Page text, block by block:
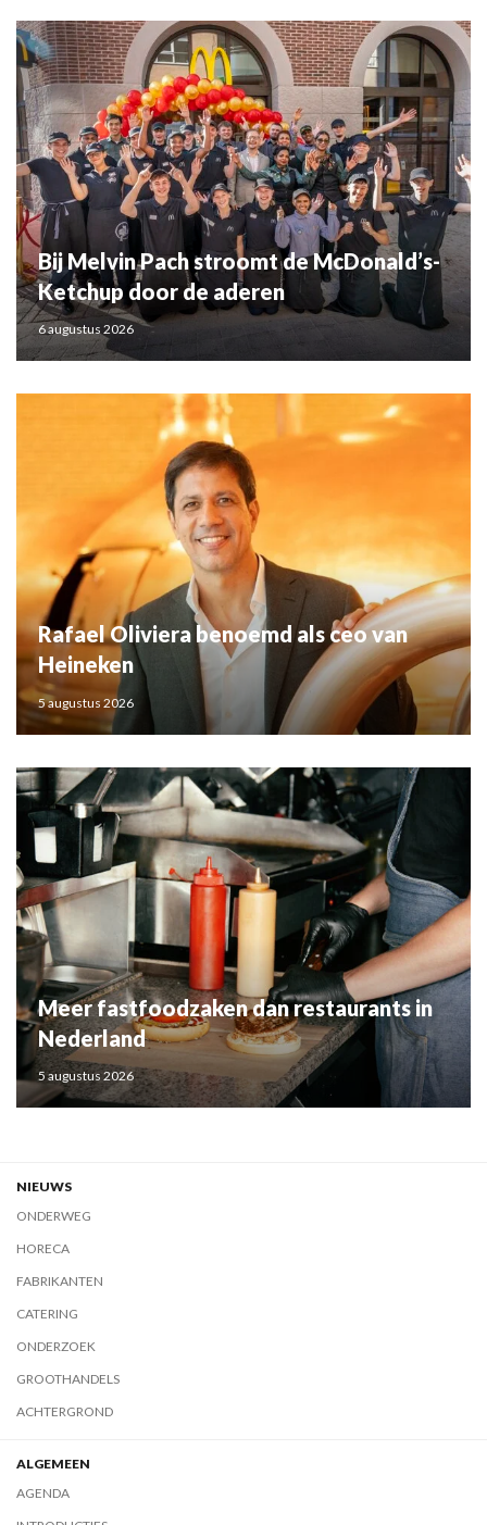
Bij Melvin Pach stroomt de McDonald’s-
Ketchup door de aderen
6 augustus 2026
Rafael Oliviera benoemd als ceo van
Heineken
5 augustus 2026
Meer fastfoodzaken dan restaurants in
Nederland
5 augustus 2026
NIEUWS
ONDERWEG
HORECA
FABRIKANTEN
CATERING
ONDERZOEK
GROOTHANDELS
ACHTERGROND
ALGEMEEN
AGENDA